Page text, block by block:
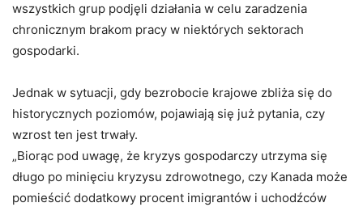
wszystkich grup podjęli działania w celu zaradzenia
chronicznym brakom pracy w niektórych sektorach
gospodarki.
Jednak w sytuacji, gdy bezrobocie krajowe zbliża się do
historycznych poziomów, pojawiają się już pytania, czy
wzrost ten jest trwały.
„Biorąc pod uwagę, że kryzys gospodarczy utrzyma się
długo po minięciu kryzysu zdrowotnego, czy Kanada może
pomieścić dodatkowy procent imigrantów i uchodźców